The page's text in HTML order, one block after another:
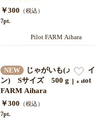
￥300 （税込）
7pt.
Pilot FARM Aihara
NEW
じゃがいも(メークイ
ン) Sサイズ 500 g｜Pilot
FARM Aihara
￥300 （税込）
7pt.